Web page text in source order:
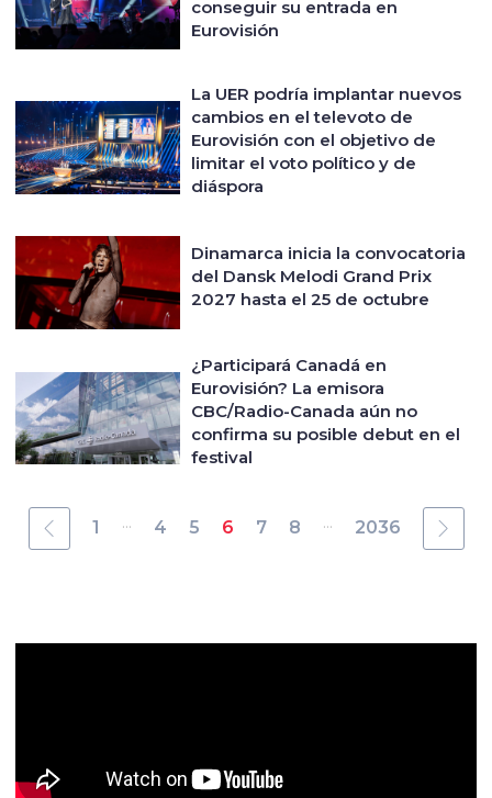
conseguir su entrada en
Eurovisión
La UER podría implantar nuevos
cambios en el televoto de
Eurovisión con el objetivo de
limitar el voto político y de
diáspora
Dinamarca inicia la convocatoria
del Dansk Melodi Grand Prix
2027 hasta el 25 de octubre
¿Participará Canadá en
Eurovisión? La emisora
CBC/Radio-Canada aún no
confirma su posible debut en el
festival
1 ... 4 5 6 7 8 ... 2036